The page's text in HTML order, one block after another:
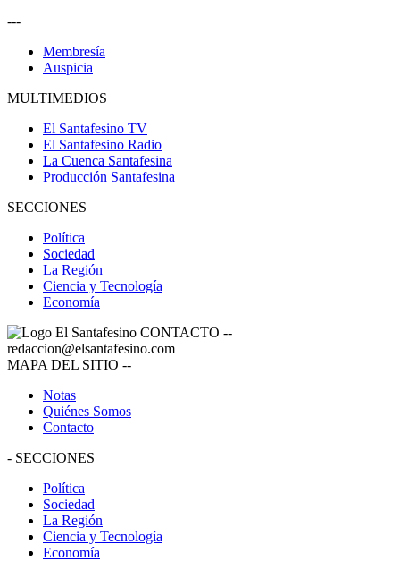
---
Membresía
Auspicia
MULTIMEDIOS
El Santafesino TV
El Santafesino Radio
La Cuenca Santafesina
Producción Santafesina
SECCIONES
Política
Sociedad
La Región
Ciencia y Tecnología
Economía
CONTACTO --
redaccion@elsantafesino.com
MAPA DEL SITIO --
Notas
Quiénes Somos
Contacto
- SECCIONES
Política
Sociedad
La Región
Ciencia y Tecnología
Economía